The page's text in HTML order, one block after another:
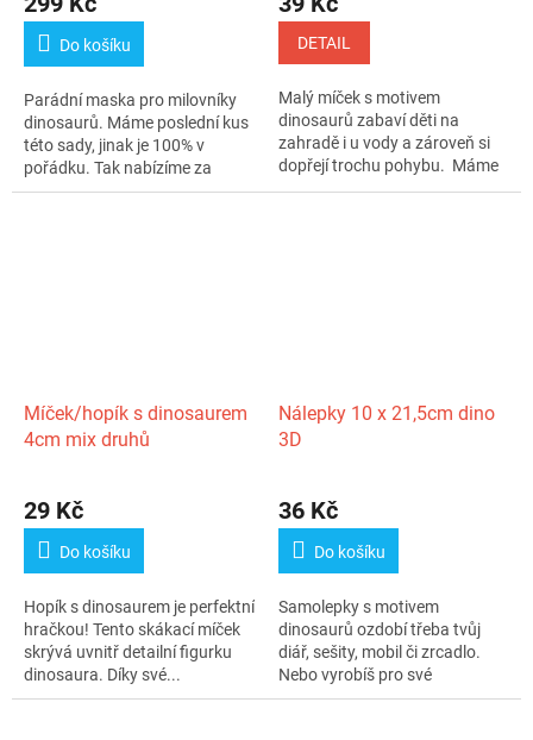
Do košíku
Parádní maska pro milovníky
dinosaurů. Máme poslední kus
této sady, jinak je 100% v
pořádku. Tak nabízíme za
super...
DETAIL
Malý míček s motivem
dinosaurů zabaví děti na
zahradě i u vody a zároveň si
dopřejí trochu pohybu. Máme
skladem,...
Míček/hopík s dinosaurem
4cm mix druhů
29 Kč
Do košíku
Hopík s dinosaurem je perfektní
hračkou! Tento skákací míček
skrývá uvnitř detailní figurku
dinosaura. Díky své...
Nálepky 10 x 21,5cm dino
3D
36 Kč
Do košíku
Samolepky s motivem
dinosaurů ozdobí třeba tvůj
diář, sešity, mobil či zrcadlo.
Nebo vyrobíš pro své
kamarádky...